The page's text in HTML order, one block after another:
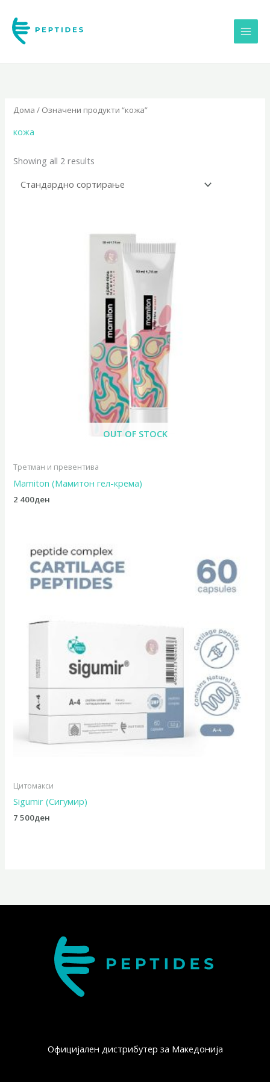
content
Дома / Означени продукти “кожа”
кожа
Showing all 2 results
OUT OF STOCK
Третман и превентива
Mamiton (Мамитон гел-крема)
2 400ден
Цитомакси
Sigumir (Сигумир)
7 500ден
Официјален дистрибутер за Македонија